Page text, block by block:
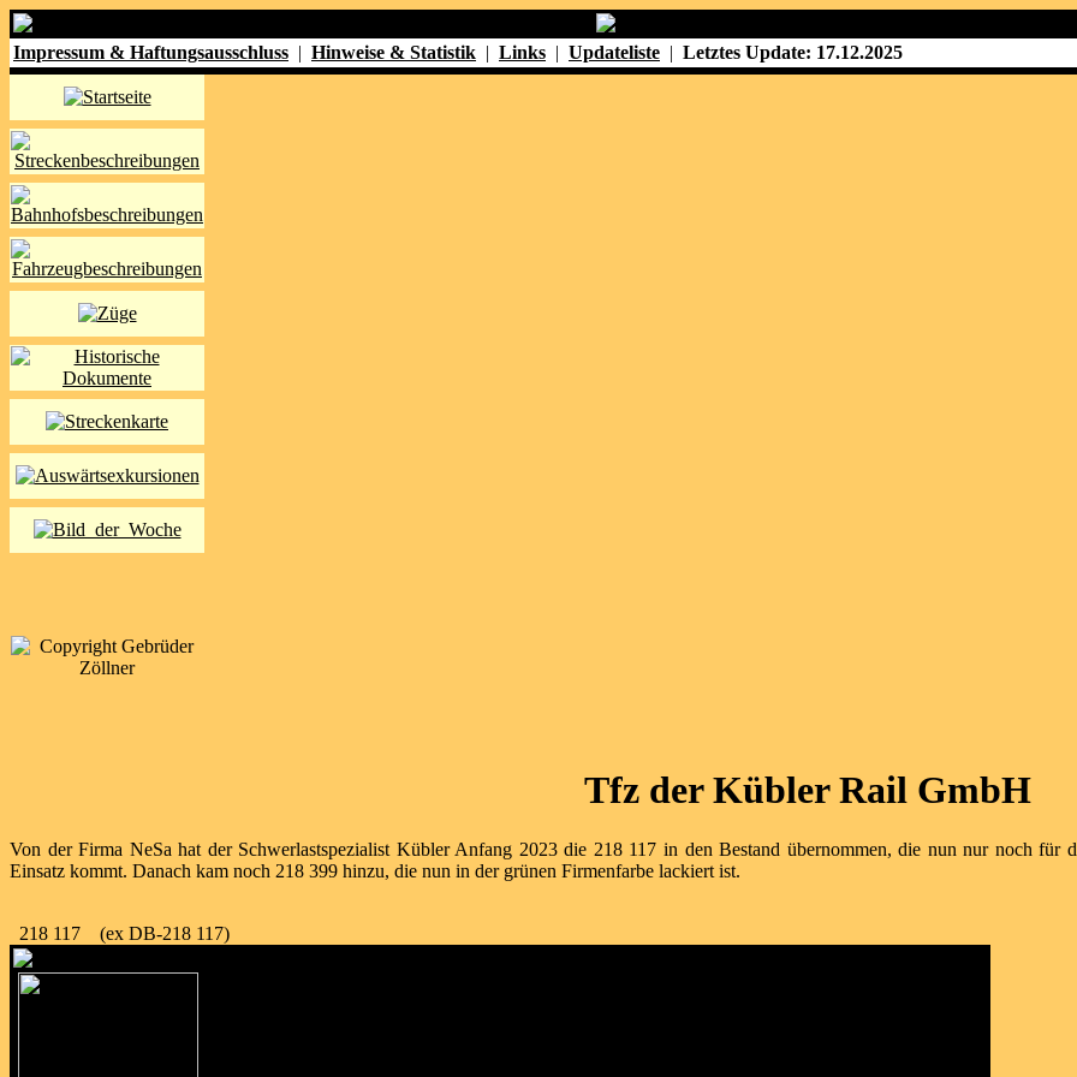
Impressum & Haftungsausschluss | Hinweise & Statistik | Links | Updateliste | Letztes Update: 17.12.2025
Tfz der Kübler Rail GmbH
Von der Firma NeSa hat der Schwerlastspezialist Kübler Anfang 2023 die 218 117 in den Bestand übernommen, die nun nur noch für
Einsatz kommt. Danach kam noch 218 399 hinzu, die nun in der grünen Firmenfarbe lackiert ist.
218 117 (ex DB-218 117)